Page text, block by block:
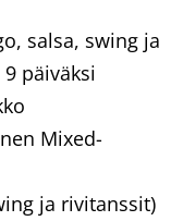
salsa, swing ja
päiväksi
Mixed-
ja rivitanssit)